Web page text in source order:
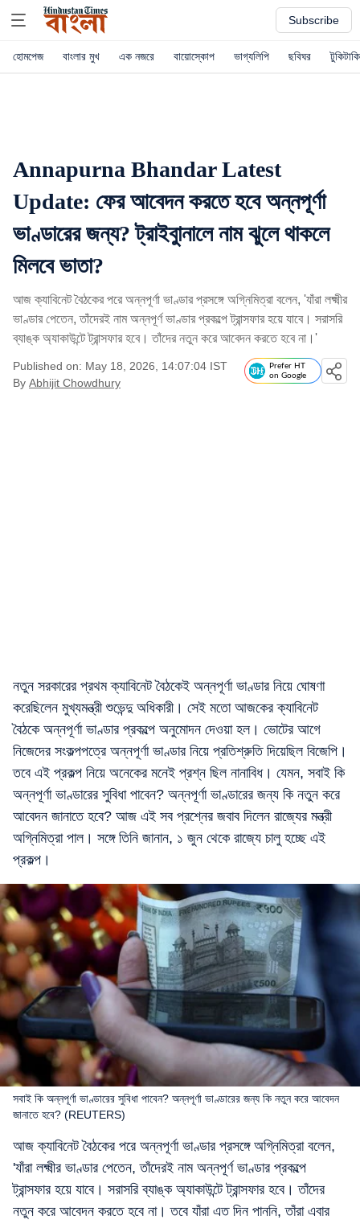
Subscribe
হোমপেজ বাংলার মুখ এক নজরে বায়োস্কোপ ভাগ্যলিপি ছবিঘর টুকিটাকি
Annapurna Bhandar Latest
Update: ফের আবেদন করতে হবে অন্নপূর্ণা
ভাণ্ডারের জন্য? ট্রাইবুানালে নাম ঝুলে থাকলে
মিলবে ভাতা?
আজ ক্যাবিনেট বৈঠকের পরে অন্নপূর্ণা ভাণ্ডার প্রসঙ্গে অগ্নিমিত্রা বলেন, 'যাঁরা লক্ষ্মীর
ভাণ্ডার পেতেন, তাঁদেরই নাম অন্নপূর্ণ ভাণ্ডার প্রকল্পে ট্রান্সফার হয়ে যাবে। সরাসরি
ব্যাঙ্ক অ্যাকাউন্টে ট্রান্সফার হবে। তাঁদের নতুন করে আবেদন করতে হবে না।'
Published on: May 18, 2026, 14:07:04 IST
By Abhijit Chowdhury
Prefer HT
on Google
নতুন সরকারের প্রথম ক্যাবিনেট বৈঠকেই অন্নপূর্ণা ভাণ্ডার নিয়ে ঘোষণা
করেছিলেন মুখ্যমন্ত্রী শুভেন্দু অধিকারী। সেই মতো আজকের ক্যাবিনেট
বৈঠকে অন্নপূর্ণা ভাণ্ডার প্রকল্পে অনুমোদন দেওয়া হল। ভোটের আগে
নিজেদের সংকল্পপত্রে অন্নপূর্ণা ভাণ্ডার নিয়ে প্রতিশ্রুতি দিয়েছিল বিজেপি।
তবে এই প্রকল্প নিয়ে অনেকের মনেই প্রশ্ন ছিল নানাবিধ। যেমন, সবাই কি
অন্নপূর্ণা ভাণ্ডারের সুবিধা পাবেন? অন্নপূর্ণা ভাণ্ডারের জন্য কি নতুন করে
আবেদন জানাতে হবে? আজ এই সব প্রশ্নের জবাব দিলেন রাজ্যের মন্ত্রী
অগ্নিমিত্রা পাল। সঙ্গে তিনি জানান, ১ জুন থেকে রাজ্যে চালু হচ্ছে এই
প্রকল্প।
সবাই কি অন্নপূর্ণা ভাণ্ডারের সুবিধা পাবেন? অন্নপূর্ণা ভাণ্ডারের জন্য কি নতুন করে আবেদন
জানাতে হবে? (REUTERS)
আজ ক্যাবিনেট বৈঠকের পরে অন্নপূর্ণা ভাণ্ডার প্রসঙ্গে অগ্নিমিত্রা বলেন,
'যাঁরা লক্ষ্মীর ভাণ্ডার পেতেন, তাঁদেরই নাম অন্নপূর্ণ ভাণ্ডার প্রকল্পে
ট্রান্সফার হয়ে যাবে। সরাসরি ব্যাঙ্ক অ্যাকাউন্টে ট্রান্সফার হবে। তাঁদের
নতুন করে আবেদন করতে হবে না। তবে যাঁরা এত দিন পাননি, তাঁরা এবার